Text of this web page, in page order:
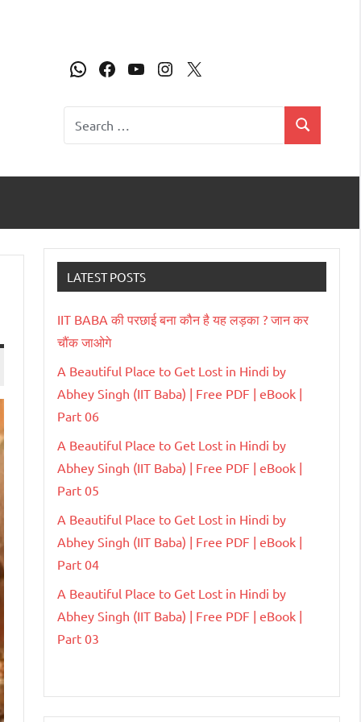
LATEST POSTS
IIT BABA की परछाई बना कौन है यह लड़का ? जान कर
चौंक जाओगे
A Beautiful Place to Get Lost in Hindi by
Abhey Singh (IIT Baba) | Free PDF | eBook |
Part 06
A Beautiful Place to Get Lost in Hindi by
Abhey Singh (IIT Baba) | Free PDF | eBook |
Part 05
A Beautiful Place to Get Lost in Hindi by
Abhey Singh (IIT Baba) | Free PDF | eBook |
Part 04
A Beautiful Place to Get Lost in Hindi by
Abhey Singh (IIT Baba) | Free PDF | eBook |
Part 03